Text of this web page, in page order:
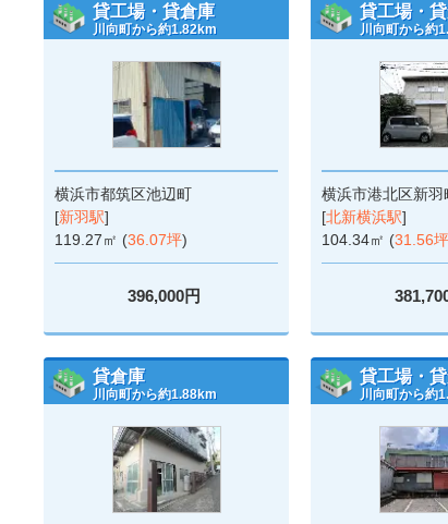
貸工場・貸倉庫
川向町から約1.82km
横浜市都筑区池辺町
[新羽駅]
119.27㎡ (36.07坪)
396,000円
貸工場・
川向町から約
横浜市港北区新羽
[北新横浜駅]
104.34㎡ (31.56坪
貸倉庫
川向町から約1.88km
貸工場・
川向町から約